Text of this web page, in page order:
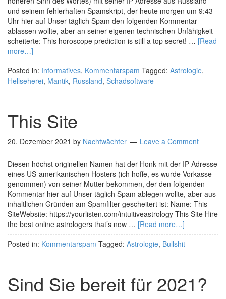
und seinem fehlerhaften Spamskript, der heute morgen um 9:43
Uhr hier auf Unser täglich Spam den folgenden Kommentar
ablassen wollte, aber an seiner eigenen technischen Unfähigkeit
scheiterte: This horoscope prediction is still a top secret! … [Read
more…]
Posted in: Informatives, Kommentarspam Tagged: Astrologie,
Hellseherei, Mantik, Russland, Schadsoftware
This Site
20. Dezember 2021 by Nachtwächter Leave a Comment
Diesen höchst originellen Namen hat der Honk mit der IP-Adresse
eines US-amerikanischen Hosters (ich hoffe, es wurde Vorkasse
genommen) von seiner Mutter bekommen, der den folgenden
Kommentar hier auf Unser täglich Spam ablegen wollte, aber aus
inhaltlichen Gründen am Spamfilter gescheitert ist: Name: This
SiteWebsite: https://yourlisten.com/intuitiveastrology This Site Hire
the best online astrologers that’s now … [Read more…]
Posted in: Kommentarspam Tagged: Astrologie, Bullshit
Sind Sie bereit für 2021?